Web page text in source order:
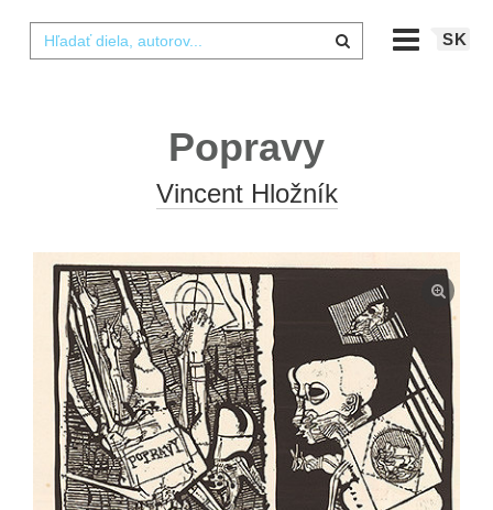
SK
Popravy
Vincent Hložník